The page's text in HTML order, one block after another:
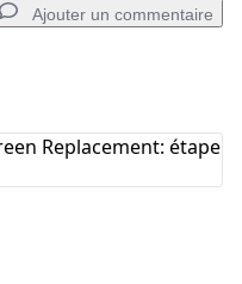
Ajouter un commentaire